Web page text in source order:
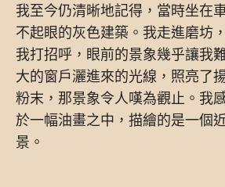
我至今仍清晰地記得，當時坐在
不起眼的灰色建築。我走進磨坊
我打招呼，眼前的景象幾乎讓我
大的窗戶灑進來的光線，照亮了
粉末，那景象令人嘆為觀止。我
於一幅油畫之中，描繪的是一個
景。